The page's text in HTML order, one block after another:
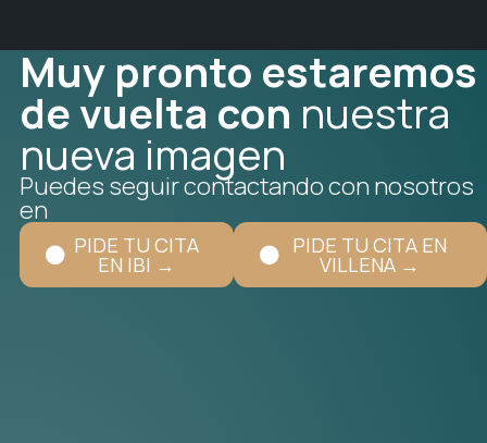
Muy pronto estaremos
de vuelta con nuestra
nueva imagen
Puedes seguir contactando con nosotros
en
PIDE TU CITA
EN IBI →
PIDE TU CITA EN
VILLENA →